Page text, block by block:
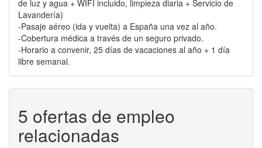
de luz y agua + WIFI incluido, limpieza diaria + Servicio de
Lavandería)
-Pasaje aéreo (ida y vuelta) a España una vez al año.
-Cobertura médica a través de un seguro privado.
-Horario a convenir, 25 días de vacaciones al año + 1 día
libre semanal.
5 ofertas de empleo
relacionadas